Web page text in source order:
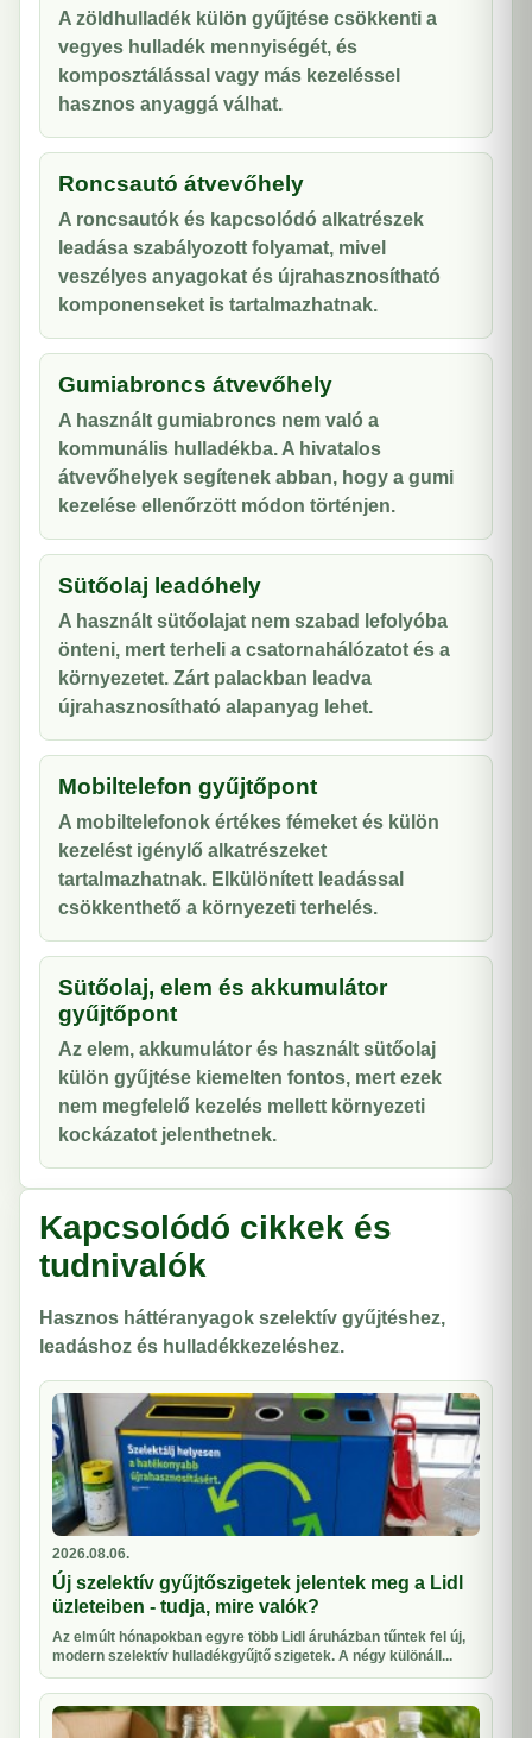
A zöldhulladék külön gyűjtése csökkenti a
vegyes hulladék mennyiségét, és
komposztálással vagy más kezeléssel
hasznos anyaggá válhat.
Roncsautó átvevőhely
A roncsautók és kapcsolódó alkatrészek
leadása szabályozott folyamat, mivel
veszélyes anyagokat és újrahasznosítható
komponenseket is tartalmazhatnak.
Gumiabroncs átvevőhely
A használt gumiabroncs nem való a
kommunális hulladékba. A hivatalos
átvevőhelyek segítenek abban, hogy a gumi
kezelése ellenőrzött módon történjen.
Sütőolaj leadóhely
A használt sütőolajat nem szabad lefolyóba
önteni, mert terheli a csatornahálózatot és a
környezetet. Zárt palackban leadva
újrahasznosítható alapanyag lehet.
Mobiltelefon gyűjtőpont
A mobiltelefonok értékes fémeket és külön
kezelést igénylő alkatrészeket
tartalmazhatnak. Elkülönített leadással
csökkenthető a környezeti terhelés.
Sütőolaj, elem és akkumulátor
gyűjtőpont
Az elem, akkumulátor és használt sütőolaj
külön gyűjtése kiemelten fontos, mert ezek
nem megfelelő kezelés mellett környezeti
kockázatot jelenthetnek.
Kapcsolódó cikkek és
tudnivalók
Hasznos háttéranyagok szelektív gyűjtéshez,
leadáshoz és hulladékkezeléshez.
2026.08.06.
Új szelektív gyűjtőszigetek jelentek meg a Lidl
üzleteiben - tudja, mire valók?
Az elmúlt hónapokban egyre több Lidl áruházban tűntek fel új,
modern szelektív hulladékgyűjtő szigetek. A négy különáll...